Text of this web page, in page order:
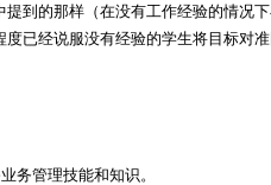
到的那样（在没有工作经验的情况
已经说服没有经验的学生将目标对
务管理技能和知识。